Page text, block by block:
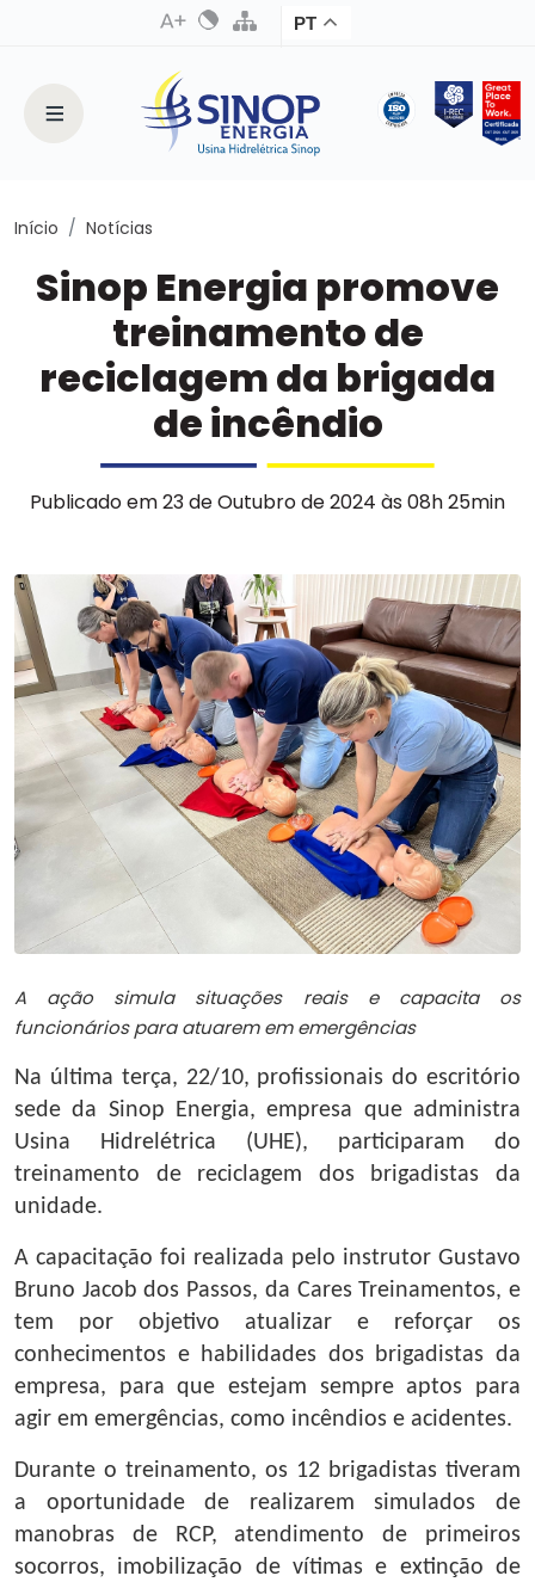
PT
Início Notícias
Sinop Energia promove
treinamento de
reciclagem da brigada
de incêndio
Publicado em 23 de Outubro de 2024 às 08h 25min
A ação simula situações reais e capacita os
funcionários para atuarem em emergências
Na última terça, 22/10, profissionais do escritório
sede da Sinop Energia, empresa que administra
Usina Hidrelétrica (UHE), participaram do
treinamento de reciclagem dos brigadistas da
unidade.
A capacitação foi realizada pelo instrutor Gustavo
Bruno Jacob dos Passos, da Cares Treinamentos, e
tem por objetivo atualizar e reforçar os
conhecimentos e habilidades dos brigadistas da
empresa, para que estejam sempre aptos para
agir em emergências, como incêndios e acidentes.
Durante o treinamento, os 12 brigadistas tiveram
a oportunidade de realizarem simulados de
manobras de RCP, atendimento de primeiros
socorros, imobilização de vítimas e extinção de